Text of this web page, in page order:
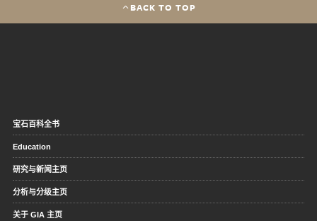
BACK TO TOP
宝石百科全书
Education
研究与新闻主页
分析与分级主页
关于 GIA 主页